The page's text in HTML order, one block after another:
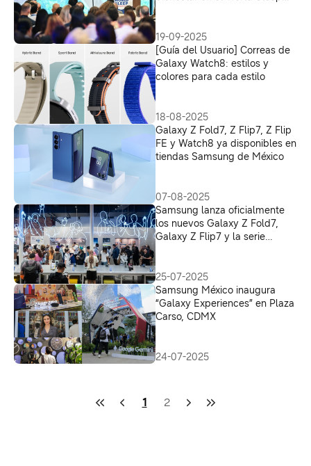
19-09-2025
[Guía del Usuario] Correas de
Galaxy Watch8: estilos y
colores para cada estilo
18-08-2025
Galaxy Z Fold7, Z Flip7, Z Flip
FE y Watch8 ya disponibles en
tiendas Samsung de México
07-08-2025
Samsung lanza oficialmente
los nuevos Galaxy Z Fold7,
Galaxy Z Flip7 y la serie
25-07-2025
Samsung México inaugura
“Galaxy Experiences” en Plaza
Carso, CDMX
24-07-2025
1 2